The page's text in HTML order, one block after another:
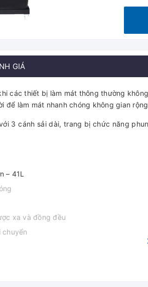
GIÁ
các thiết bị làm mát thông thường
để làm mát nhanh chóng không gian
3 cánh sải dài, trang bị chức năng
– 41L
xa và đồng đều